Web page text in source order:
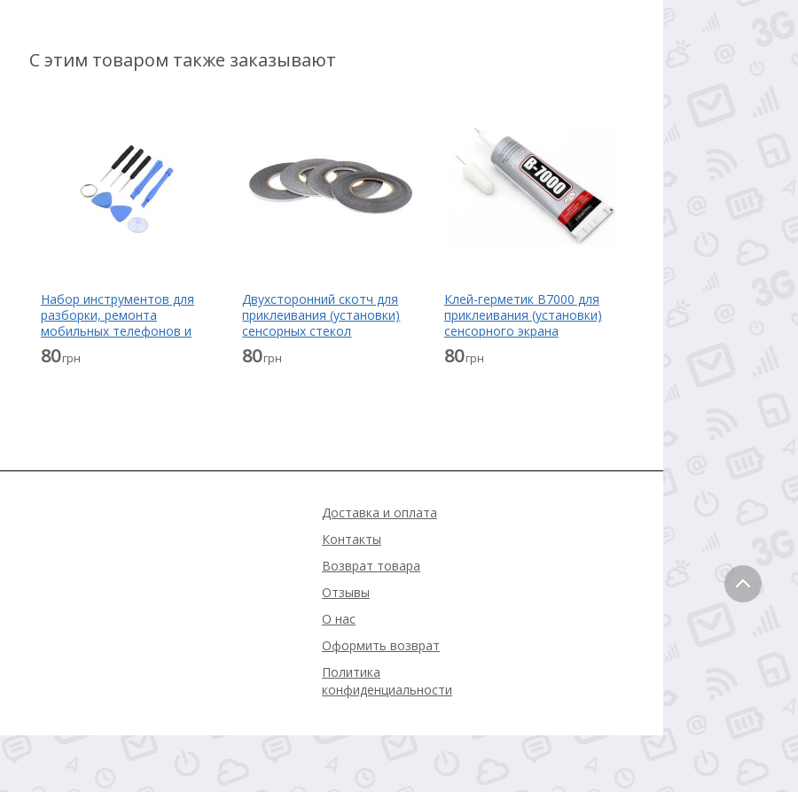
С этим товаром также заказывают
Набор инструментов для
разборки, ремонта
мобильных телефонов и
планшетов
80грн
Двухсторонний скотч для
приклеивания (установки)
сенсорных стекол
(тачскринов), дисплеев
(модулей) и корпусов к их
80грн
Клей-герметик B7000 для
приклеивания (установки)
сенсорного экрана
(тачскрина), дисплея
(модуля) прозрачный 15 мл
80грн
Доставка и оплата
Контакты
Возврат товара
Отзывы
О нас
Оформить возврат
Политика
конфиденциальности